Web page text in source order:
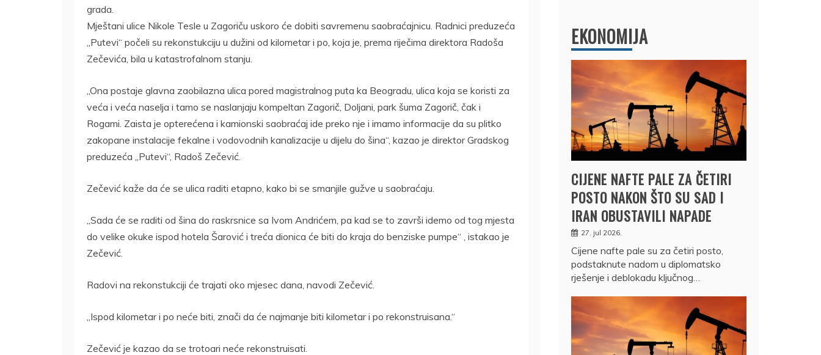
grada.
Mještani ulice Nikole Tesle u Zagoriču uskoro će dobiti savremenu saobraćajnicu. Radnici preduzeća
„Putevi“ počeli su rekonstukciju u dužini od kilometar i po, koja je, prema riječima direktora Radoša
Zečevića, bila u katastrofalnom stanju.
„Ona postaje glavna zaobilazna ulica pored magistralnog puta ka Beogradu, ulica koja se koristi za
veća i veća naselja i tamo se naslanjaju kompeltan Zagorič, Doljani, park šuma Zagorič, čak i
Rogami. Zaista je opterećena i kamionski saobraćaj ide preko nje i imamo informacije da su plitko
zakopane instalacije fekalne i vodovodnih kanalizacije u dijelu do šina“, kazao je direktor Gradskog
preduzeća „Putevi“, Radoš Zečević.
Zečević kaže da će se ulica raditi etapno, kako bi se smanjile gužve u saobraćaju.
„Sada će se raditi od šina do raskrsnice sa Ivom Andrićem, pa kad se to završi idemo od tog mjesta
do velike okuke ispod hotela Šarović i treća dionica će biti do kraja do benziske pumpe“ , istakao je
Zečević.
Radovi na rekonstukciji će trajati oko mjesec dana, navodi Zečević.
„Ispod kilometar i po neće biti, znači da će najmanje biti kilometar i po rekonstruisana.“
Zečević je kazao da se trotoari neće rekonstruisati.
EKONOMIJA
CIJENE NAFTE PALE ZA ČETIRI
POSTO NAKON ŠTO SU SAD I
IRAN OBUSTAVILI NAPADE
27. jul 2026.
Cijene nafte pale su za četiri posto,
podstaknute nadom u diplomatsko
rješenje i deblokadu ključnog…